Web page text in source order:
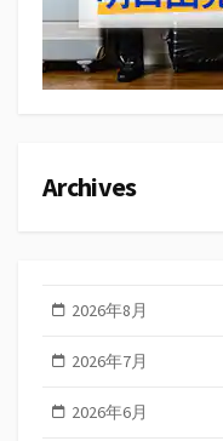
Archives
2026年8月
2026年7月
2026年6月